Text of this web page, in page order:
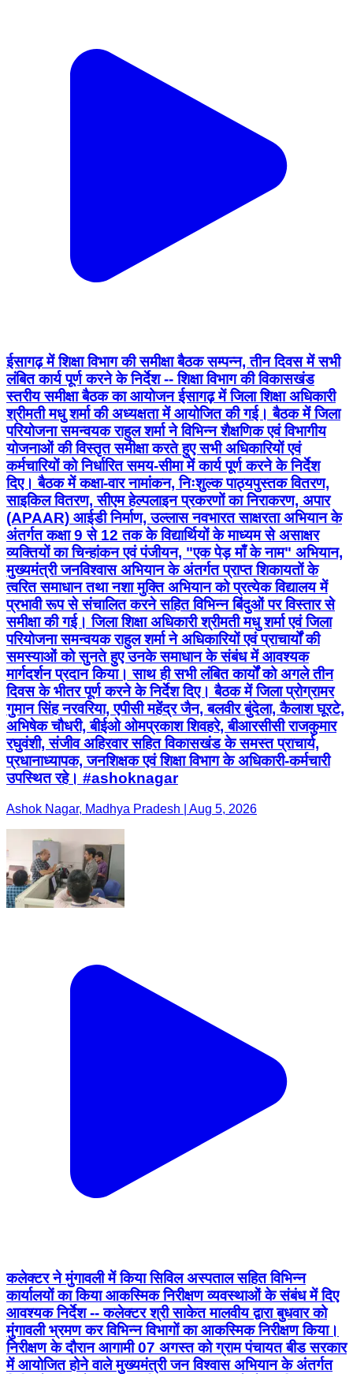
ईसागढ़ में शिक्षा विभाग की समीक्षा बैठक सम्पन्न, तीन दिवस में सभी
लंबित कार्य पूर्ण करने के निर्देश -- शिक्षा विभाग की विकासखंड
स्तरीय समीक्षा बैठक का आयोजन ईसागढ़ में जिला शिक्षा अधिकारी
श्रीमती मधु शर्मा की अध्यक्षता में आयोजित की गई। बैठक में जिला
परियोजना समन्वयक राहुल शर्मा ने विभिन्न शैक्षणिक एवं विभागीय
योजनाओं की विस्तृत समीक्षा करते हुए सभी अधिकारियों एवं
कर्मचारियों को निर्धारित समय-सीमा में कार्य पूर्ण करने के निर्देश
दिए। बैठक में कक्षा-वार नामांकन, निःशुल्क पाठ्यपुस्तक वितरण,
साइकिल वितरण, सीएम हेल्पलाइन प्रकरणों का निराकरण, अपार
(APAAR) आईडी निर्माण, उल्लास नवभारत साक्षरता अभियान के
अंतर्गत कक्षा 9 से 12 तक के विद्यार्थियों के माध्यम से असाक्षर
व्यक्तियों का चिन्हांकन एवं पंजीयन, "एक पेड़ माँ के नाम" अभियान,
मुख्यमंत्री जनविश्वास अभियान के अंतर्गत प्राप्त शिकायतों के
त्वरित समाधान तथा नशा मुक्ति अभियान को प्रत्येक विद्यालय में
प्रभावी रूप से संचालित करने सहित विभिन्न बिंदुओं पर विस्तार से
समीक्षा की गई। जिला शिक्षा अधिकारी श्रीमती मधु शर्मा एवं जिला
परियोजना समन्वयक राहुल शर्मा ने अधिकारियों एवं प्राचार्यों की
समस्याओं को सुनते हुए उनके समाधान के संबंध में आवश्यक
मार्गदर्शन प्रदान किया। साथ ही सभी लंबित कार्यों को अगले तीन
दिवस के भीतर पूर्ण करने के निर्देश दिए। बैठक में जिला प्रोग्रामर
गुमान सिंह नरवरिया, एपीसी महेंद्र जैन, बलवीर बुंदेला, कैलाश घूरटे,
अभिषेक चौधरी, बीईओ ओमप्रकाश शिवहरे, बीआरसीसी राजकुमार
रघुवंशी, संजीव अहिरवार सहित विकासखंड के समस्त प्राचार्य,
प्रधानाध्यापक, जनशिक्षक एवं शिक्षा विभाग के अधिकारी-कर्मचारी
उपस्थित रहे। #ashoknagar
Ashok Nagar, Madhya Pradesh | Aug 5, 2026
कलेक्‍टर ने मुंगावली में किया सिविल अस्‍पताल सहित विभिन्‍न
कार्यालयों का किया आकस्मिक निरीक्षण व्‍यवस्‍थाओं के संबंध में दिए
आवश्‍यक निर्देश -- कलेक्‍टर श्री साकेत मालवीय द्वारा बुधवार को
मुंगावली भ्रमण कर विभिन्‍न विभागों का आकस्मिक निरीक्षण किया।
निरीक्षण के दौरान आगामी 07 अगस्‍त को ग्राम पंचायत बीड सरकार
में आयोजित होने वाले मुख्‍यमंत्री जन विश्‍वास अभियान के अंतर्गत